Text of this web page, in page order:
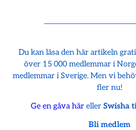
Du kan läsa den här artikeln
över 15 000 medlemmar i
medlemmar i Sverige. Men vi
fler nu!
Ge en gåva häreller Swisha
Bli medlem